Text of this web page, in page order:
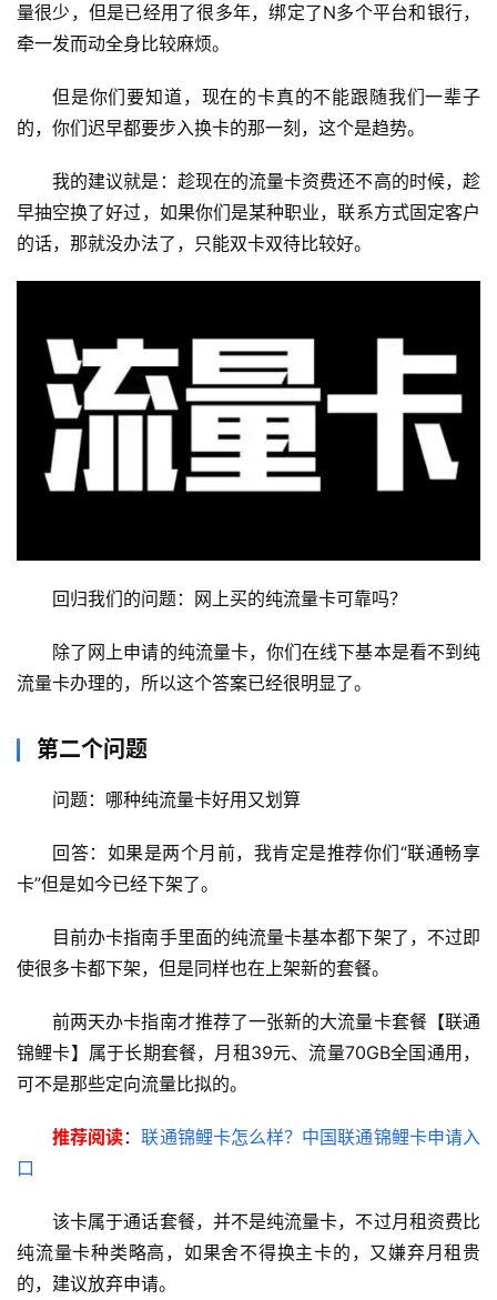
移
动
M
联
通
卡
信
流
登录 注册
量很少，但是已经用了很多年，绑定了N多个平台和银行，
牵一发而动全身比较麻烦。
但是你们要知道，现在的卡真的不能跟随我们一辈子
的，你们迟早都要步入换卡的那一刻，这个是趋势。
我的建议就是：趁现在的流量卡资费还不高的时候，趁
早抽空换了好过，如果你们是某种职业，联系方式固定客户
的话，那就没办法了，只能双卡双待比较好。
回归我们的问题：网上买的纯流量卡可靠吗？
除了网上申请的纯流量卡，你们在线下基本是看不到纯
流量卡办理的，所以这个答案已经很明显了。
第二个问题
问题：哪种纯流量卡好用又划算
回答：如果是两个月前，我肯定是推荐你们“联通畅享
卡”但是如今已经下架了。
目前办卡指南手里面的纯流量卡基本都下架了，不过即
使很多卡都下架，但是同样也在上架新的套餐。
前两天办卡指南才推荐了一张新的大流量卡套餐【联通
锦鲤卡】属于长期套餐，月租39元、流量70GB全国通用，
可不是那些定向流量比拟的。
推荐阅读：联通锦鲤卡怎么样？中国联通锦鲤卡申请入
口
该卡属于通话套餐，并不是纯流量卡，不过月租资费比
纯流量卡种类略高，如果舍不得换主卡的，又嫌弃月租贵
的，建议放弃申请。